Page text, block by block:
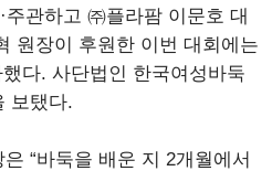
관하고 ㈜플라팜 이문호 대
원장이 후원한 이번 대회에는
다. 사단법인 한국여성바둑
보탰다.
“바둑을 배운 지 2개월에서